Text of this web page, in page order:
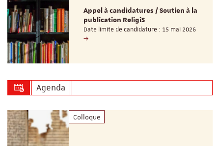
Appel à candidatures / Soutien à la
publication ReligiS
Date limite de candidature : 15 mai 2026
Agenda
Colloque